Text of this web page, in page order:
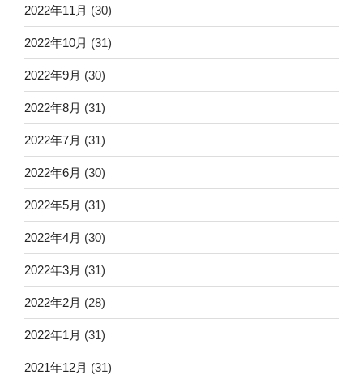
2022年11月 (30)
2022年10月 (31)
2022年9月 (30)
2022年8月 (31)
2022年7月 (31)
2022年6月 (30)
2022年5月 (31)
2022年4月 (30)
2022年3月 (31)
2022年2月 (28)
2022年1月 (31)
2021年12月 (31)